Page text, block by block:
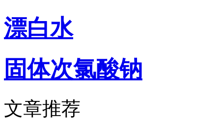
漂白水
固体次氯酸钠
文章推荐